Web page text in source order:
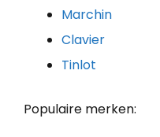
Marchin
Clavier
Tinlot
Populaire merken: